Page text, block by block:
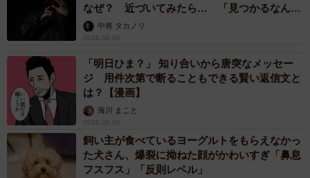
なぜ？ 近づいてみたら… 「見つかるなんて
未熟」中将 タカノリ
2026.08.06
「明日ひま？」 知り合いから唐突なメッセー
ジ 用件次第で断ることもできる賢い返信文と
は？【漫画】
海川 まこと
2026.08.06
飼い主が食べているヨーグルトをもらえなかっ
た犬さん、爆裂に拗ねた顔がかわいすぎ「鼻息
フスフス」「反則レベル」